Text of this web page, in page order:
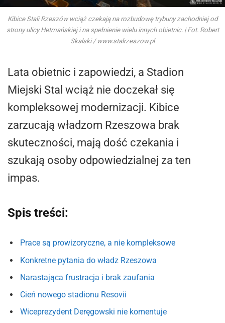
Kibice Stali Rzeszów wciąż czekają na rozbudowę trybuny zachodniej od
strony ulicy Hetmańskiej i na spełnienie wielu innych obietnic. | Fot. Robert
Skalski / www.stalrzeszow.pl
Lata obietnic i zapowiedzi, a Stadion
Miejski Stal wciąż nie doczekał się
kompleksowej modernizacji. Kibice
zarzucają władzom Rzeszowa brak
skuteczności, mają dość czekania i
szukają osoby odpowiedzialnej za ten
impas.
Spis treści:
Prace są prowizoryczne, a nie kompleksowe
Konkretne pytania do władz Rzeszowa
Narastająca frustracja i brak zaufania
Cień nowego stadionu Resovii
Wiceprezydent Deręgowski nie komentuje